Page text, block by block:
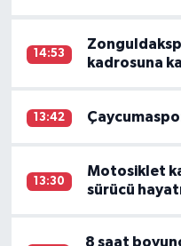
14:53
kadrosuna
13:42
13:30
Motosiklet
sürücü
8 saat